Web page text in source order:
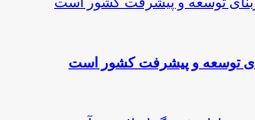
توسعه و پیشرفت کشور است